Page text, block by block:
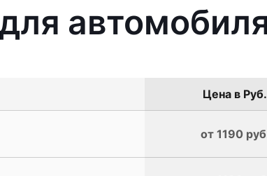
Цена в Руб.
от 1190